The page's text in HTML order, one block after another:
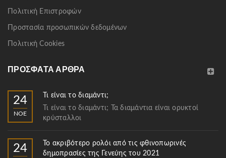
Πολιτική Επιστροφών
Προστασία προσωπικών δεδομένων
Πολιτική Cookies
ΠΡΌΣΦΑΤΑ ΆΡΘΡΑ
24
ΝΟΈ
Τι είναι το διαμάντι;
Τι είναι το διαμάντι; Τα διαμάντια είναι ορυκτοί
κρύσταλλοι
24
Το ακριβότερο ρολόι από τις φθινοπωρινές
δημοπρασίες της Γενεύης του 2021